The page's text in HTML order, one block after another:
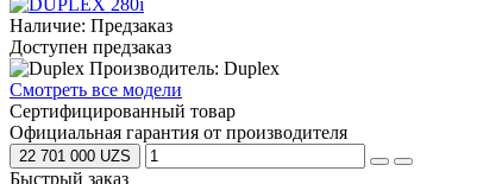
Наличие: Предзаказ
Доступен предзаказ
Производитель: Duplex
Смотреть все модели
Сертифицированный товар
Официальная гарантия от производителя
22 701 000 UZS
Быстрый заказ